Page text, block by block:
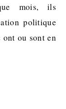
mois, ils
politique
ou sont en